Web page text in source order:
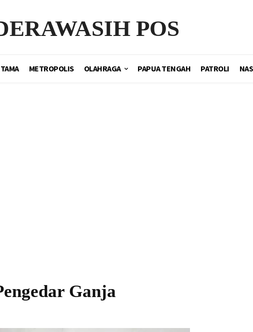
POS
METROPOLIS OLAHRAGA PAPUA TENGAH PATROLI
Ganja